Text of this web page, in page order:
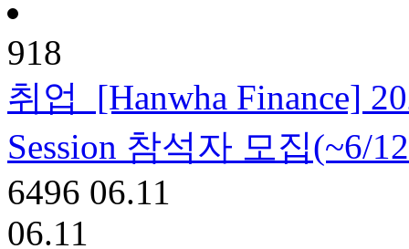
918
취업
[Hanwha Finance]
Session 참석자 모집(~6/
6496 06.11
06.11